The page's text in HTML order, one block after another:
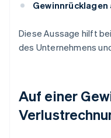
Gewinnrücklagen
Diese Aussage hilft
des Unternehmens
Auf einer